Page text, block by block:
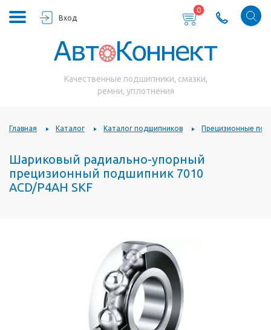
Вход
0
Качественные подшипники, смазки,
ремни, уплотнения
Главная Каталог Каталог подшипников Прецизионные
Шариковый радиально-упорный
прецизионный подшипник 7010
ACD/P4AH SKF